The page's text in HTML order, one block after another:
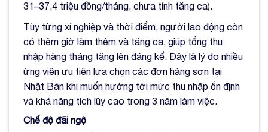
31–37,4 triệu đồng/tháng, chưa tính tăng ca).
Tùy từng xí nghiệp và thời điểm, người lao động còn
có thêm giờ làm thêm và tăng ca, giúp tổng thu
nhập hàng tháng tăng lên đáng kể. Đây là lý do nhiều
ứng viên ưu tiên lựa chọn các đơn hàng sơn tại
Nhật Bản khi muốn hướng tới mức thu nhập ổn định
và khả năng tích lũy cao trong 3 năm làm việc.
Chế độ đãi ngộ